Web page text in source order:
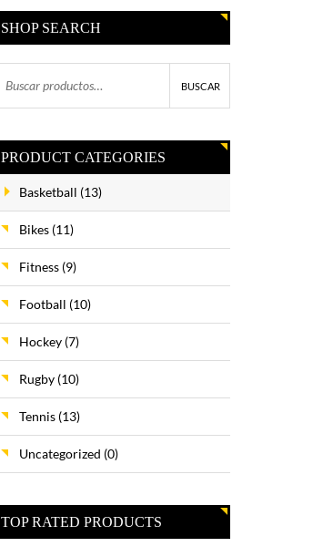
SHOP SEARCH
BUSCAR
PRODUCT CATEGORIES
Basketball (13)
Bikes (11)
Fitness (9)
Football (10)
Hockey (7)
Rugby (10)
Tennis (13)
Uncategorized (0)
TOP RATED PRODUCTS